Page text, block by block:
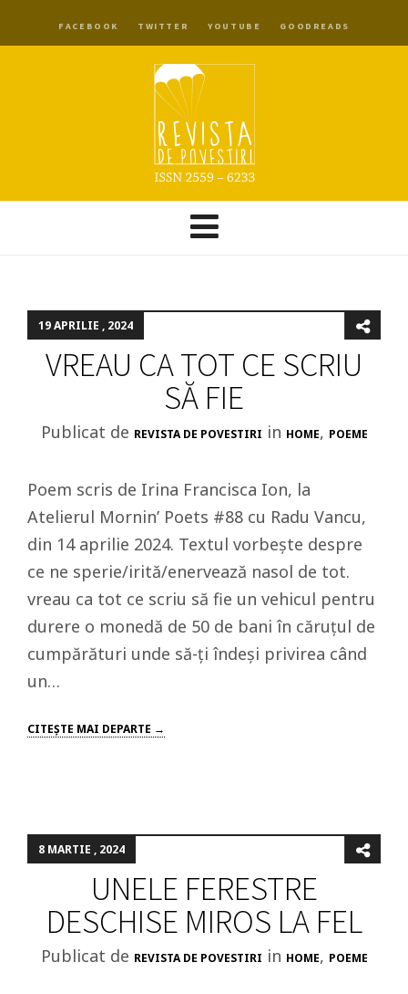
FACEBOOK TWITTER YOUTUBE GOODREADS
19 APRILIE , 2024
VREAU CA TOT CE SCRIU
SĂ FIE
Publicat de REVISTA DE POVESTIRI in HOME, POEME
Poem scris de Irina Francisca Ion, la
Atelierul Mornin’ Poets #88 cu Radu Vancu,
din 14 aprilie 2024. Textul vorbește despre
ce ne sperie/irită/enervează nasol de tot.
vreau ca tot ce scriu să fie un vehicul pentru
durere o monedă de 50 de bani în căruțul de
cumpărături unde să-ți îndeși privirea când
un…
CITEŞTE MAI DEPARTE →
8 MARTIE , 2024
UNELE FERESTRE
DESCHISE MIROS LA FEL
Publicat de REVISTA DE POVESTIRI in HOME, POEME